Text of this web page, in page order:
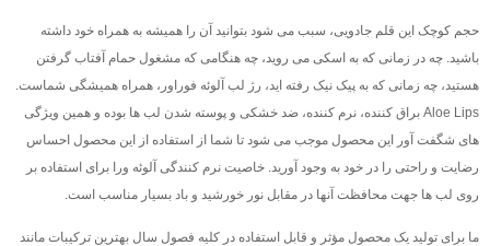
حجم کوچک این قلم جادویی، سبب می شود بتوانید آن را همیشه به همراه خود داشته
باشید. چه در زمانی که به اسکی می روید، چه هنگامی که مشغول حمام آفتاب گرفتن
هستید، چه زمانی که به پیک نیک رفته اید، رژ لب آلوئه فوراور، همراه همیشگی شماست.
Aloe Lips براق کننده، نرم کننده، ضد خشکی و پوسته شدن لب ها بوده و همین ویژگی
های شگفت آور این محصول موجب می شود تا شما از استفاده از این محصول احساس
رضایت و راحتی را در خود به وجود آورید. خاصیت نرم کنندگی آلوئه ورا برای استفاده بر
روی لب ها جهت محافظت آنها در مقابل نور خورشید و باد بسیار مناسب است.
ما برای تولید یک محصول مؤثر و قابل استفاده در کلیه فصول سال بهترین ترکیبات مانند